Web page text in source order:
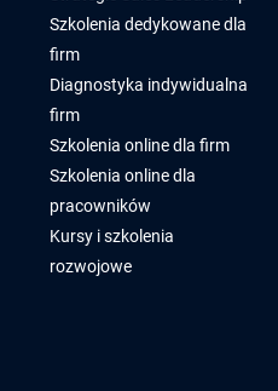
Szkolenia dedykowane dla
firm
Diagnostyka indywidualna
firm
Szkolenia online dla firm
Szkolenia online dla
pracowników
Kursy i szkolenia
rozwojowe